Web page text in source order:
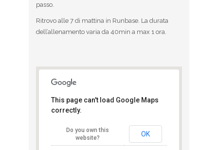
passo.
Ritrovo alle 7 di mattina in Runbase. La durata
dell’allenamento varia da 40min a max 1 ora.
Runbase adidas
Corso Sempione 10 - Milano
View Eventi
This page can't load Google Maps
correctly.
Do you own this
website?
OK